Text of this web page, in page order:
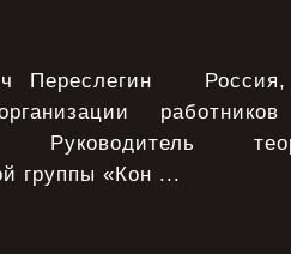
Переслегин Россия,
Руководитель
группы «Кон ...